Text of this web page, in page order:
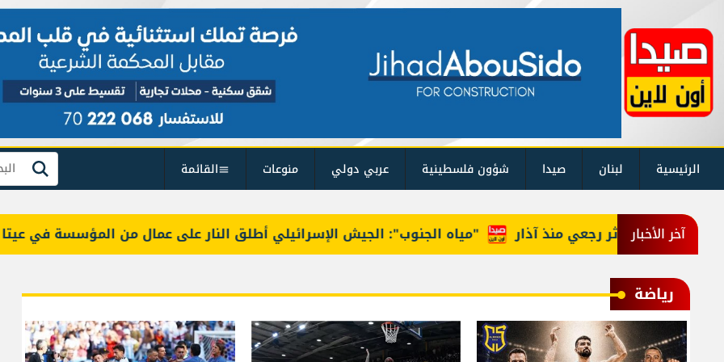
الرئيسية لبنان صيدا شؤون فلسطينية عربي دولي منوعات القائمة بحث
آخر الأخبار "مياه الجنوب": الجيش الإسرائيلي أطلق النار على عمال من المؤسسة في عيتا الجبل
رياضة